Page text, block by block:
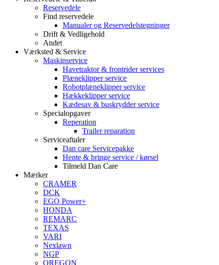
Reservedele
Find reservedele
Manualer og Reservedelstegninger
Drift & Vedligehold
Andet
Værksted & Service
Maskinservice
Havetraktor & frontrider services
Plæneklipper service
Robotplæneklipper service
Hækkeklipper service
Kædesav & buskrydder service
Specialopgaver
Reperation
Trailer reparation
Serviceaftaler
Dan care Servicepakke
Hente & bringe service / kørsel
Tilmeld Dan Care
Mærker
CRAMER
DCK
EGO Power+
HONDA
REMARC
TEXAS
VARI
Nexlawn
NGP
OREGON